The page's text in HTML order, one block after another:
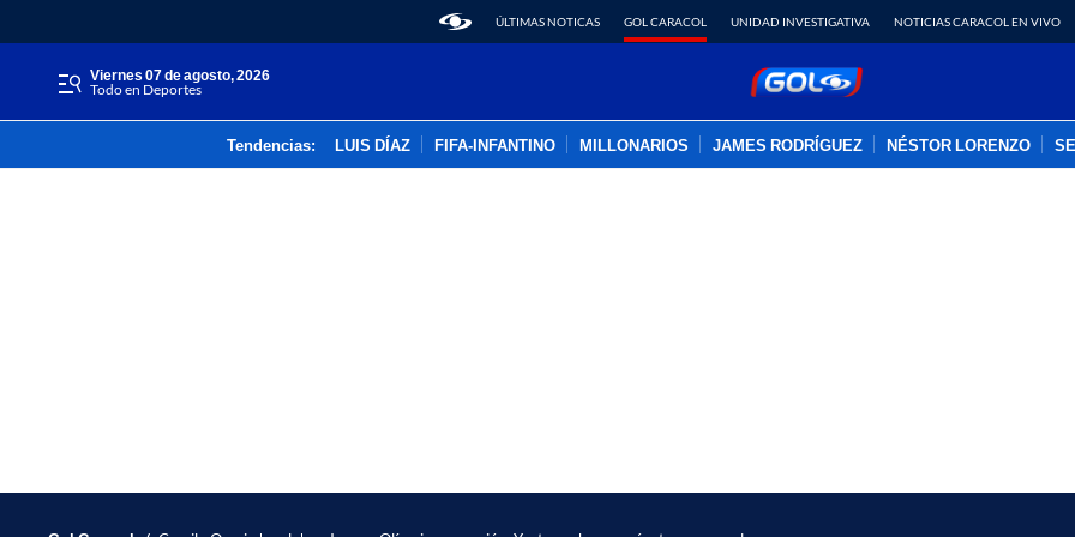
ÚLTIMAS NOTICAS GOL CARACOL UNIDAD INVESTIGATIVA NOTICIAS CARACOL EN VIVO
viernes 07 de agosto, 2026
Todo en Deportes
Tendencias: LUIS DÍAZ FIFA-INFANTINO MILLONARIOS JAMES RODRÍGUEZ NÉSTOR LORENZO